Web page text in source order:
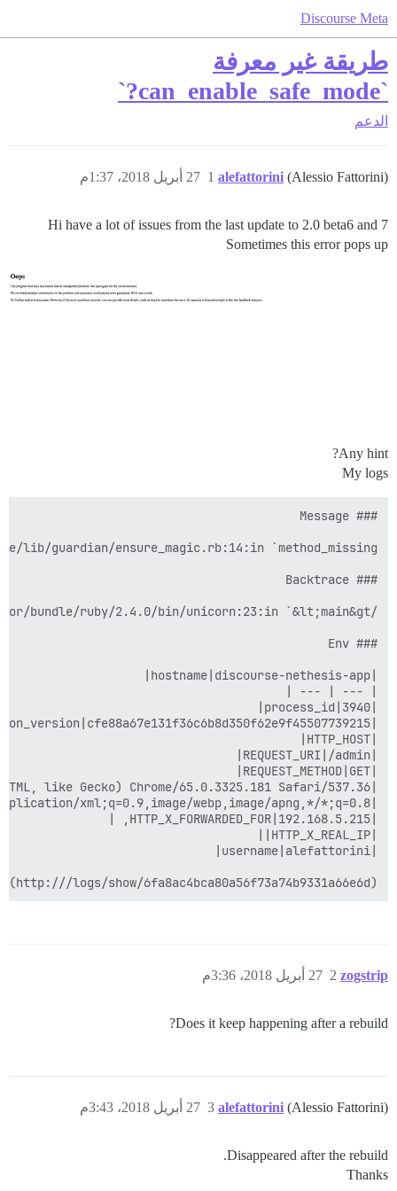
Discourse Meta
طريقة غير معرفة
`can_enable_safe_mode?`
الدعم
alefattorini (Alessio Fattorini) 27 أبريل 2018، 1:37م 1
Hi have a lot of issues from the last update to 2.0 beta6 and 7
Sometimes this error pops up
Any hint?
My logs
zogstrip 27 أبريل 2018، 3:36م 2
Does it keep happening after a rebuild?
alefattorini (Alessio Fattorini) 27 أبريل 2018، 3:43م 3
Disappeared after the rebuild.
Thanks